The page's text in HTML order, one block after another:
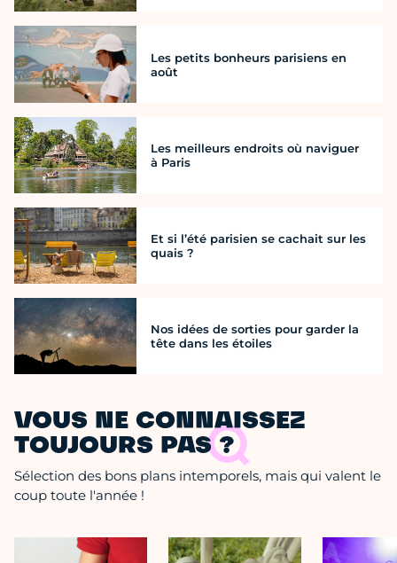
Les petits bonheurs parisiens en
août
Les meilleurs endroits où naviguer
à Paris
Et si l’été parisien se cachait sur les
quais ?
Nos idées de sorties pour garder la
tête dans les étoiles
VOUS NE CONNAISSEZ
TOUJOURS PAS ?
Sélection des bons plans intemporels, mais qui valent le
coup toute l'année !